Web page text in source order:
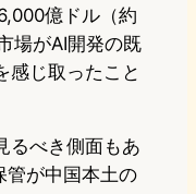
億ドル（約
場がAI開発の既
感じ取ったこと
るべき側面もあ
管が中国本土の